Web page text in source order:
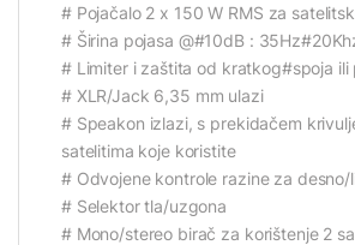
# Pojačalo 2 x 150 W RMS za
# Širina pojasa @#10dB :
# Limiter i zaštita od kratkog#spoja ili
# XLR/Jack 6,35 mm ulazi
# Speakon izlazi, s prekidačem
satelitima koje koristite
# Odvojene kontrole razine za desno/
# Selektor tla/uzgona
# Mono/stereo birač za korištenje 2